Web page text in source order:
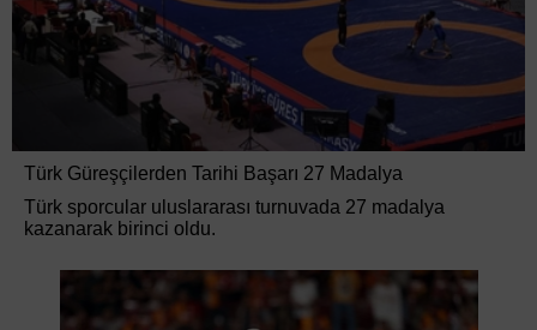
Türk Güreşçilerden Tarihi Başarı 27 Madalya
Türk sporcular uluslararası turnuvada 27 madalya
kazanarak birinci oldu.